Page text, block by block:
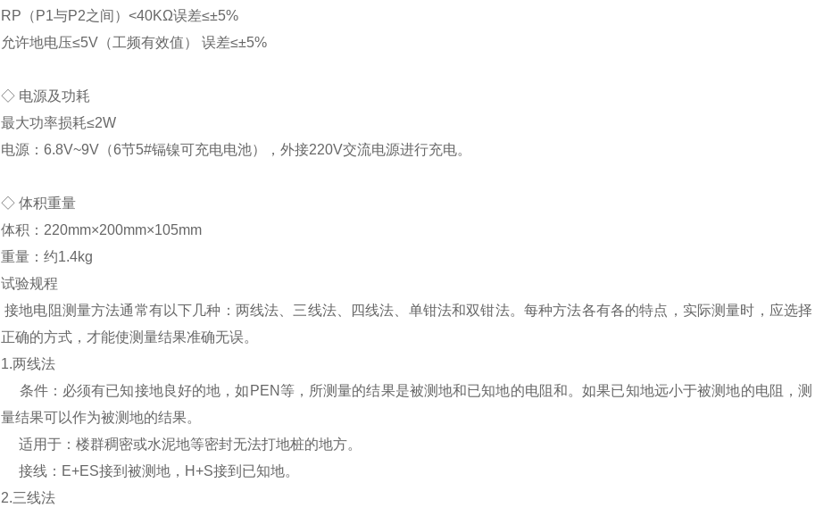
RP（P1与P2之间）<40KΩ误差≤±5%
允许地电压≤5V（工频有效值） 误差≤±5%
◇ 电源及功耗
最大功率损耗≤2W
电源：6.8V~9V（6节5#镉镍可充电电池），外接220V交流电源进行充电。
◇ 体积重量
体积：220mm×200mm×105mm
重量：约1.4kg
试验规程
接地电阻测量方法通常有以下几种：两线法、三线法、四线法、单钳法和双钳法。每种方法各有各的特点，实际测量时，应选择
正确的方式，才能使测量结果准确无误。
1.两线法
条件：必须有已知接地良好的地，如PEN等，所测量的结果是被测地和已知地的电阻和。如果已知地远小于被测地的电阻，测
量结果可以作为被测地的结果。
适用于：楼群稠密或水泥地等密封无法打地桩的地方。
接线：E+ES接到被测地，H+S接到已知地。
2.三线法